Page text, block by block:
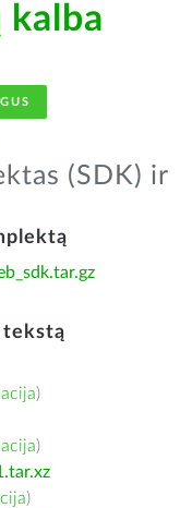
kalba
(SDK) ir
)
)
)